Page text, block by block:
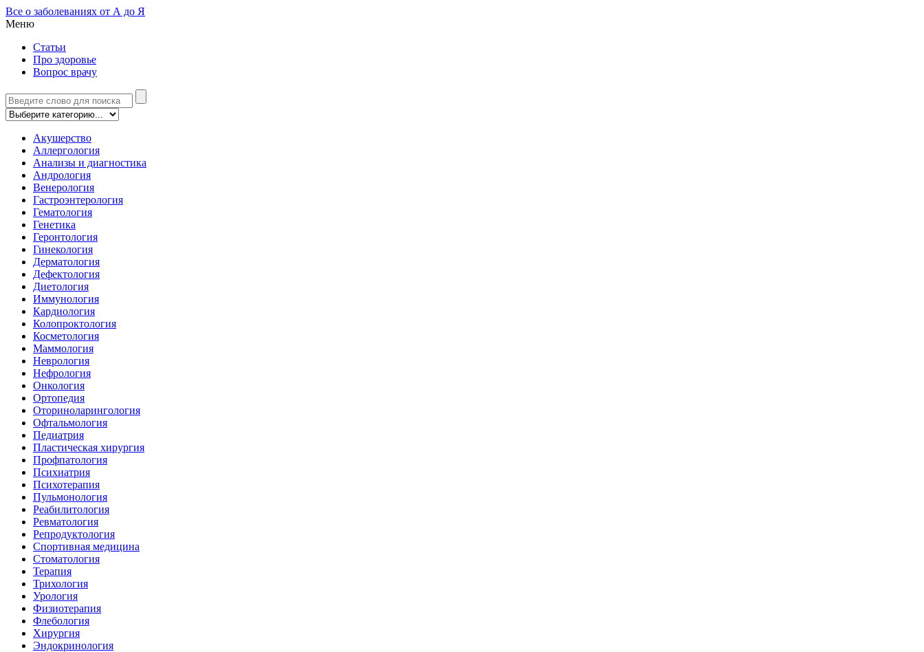
Все о заболеваниях от А до Я
Меню
Статьи
Про здоровье
Вопрос врачу
Акушерство
Аллергология
Анализы и диагностика
Андрология
Венерология
Гастроэнтерология
Гематология
Генетика
Геронтология
Гинекология
Дерматология
Дефектология
Диетология
Иммунология
Кардиология
Колопроктология
Косметология
Маммология
Неврология
Нефрология
Онкология
Ортопедия
Оториноларингология
Офтальмология
Педиатрия
Пластическая хирургия
Профпатология
Психиатрия
Психотерапия
Пульмонология
Реабилитология
Ревматология
Репродуктология
Спортивная медицина
Стоматология
Терапия
Трихология
Урология
Физиотерапия
Флебология
Хирургия
Эндокринология